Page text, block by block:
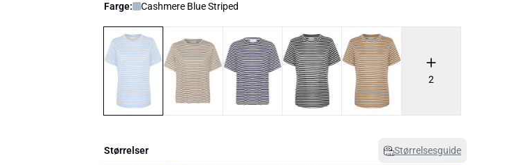
Farge: Cashmere Blue Striped
2
Størrelser Størrelsesguide